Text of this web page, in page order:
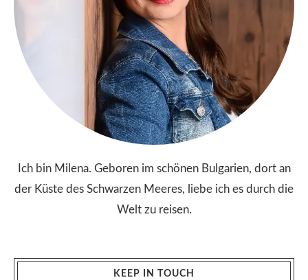
Ich bin Milena. Geboren im schönen Bulgarien, dort an
der Küste des Schwarzen Meeres, liebe ich es durch die
Welt zu reisen.
KEEP IN TOUCH